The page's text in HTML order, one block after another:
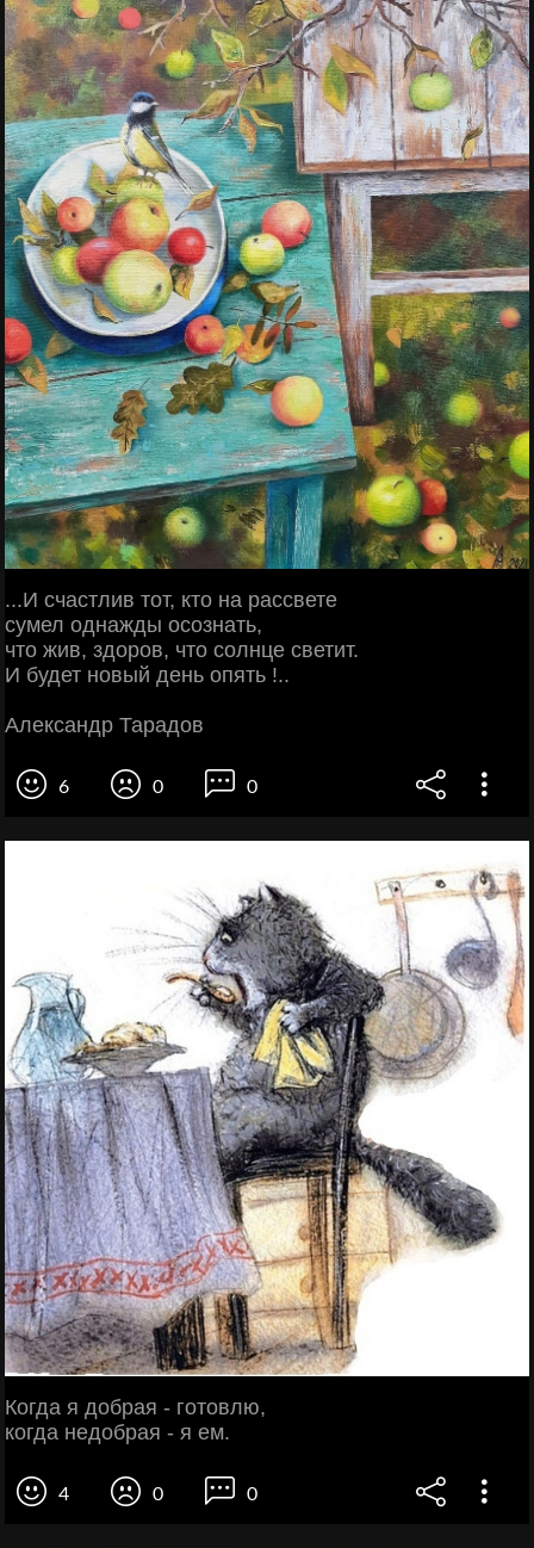
...И счастлив тот, кто на рассвете
сумел однажды осознать,
что жив, здоров, что солнце светит.
И будет новый день опять !..
Александр Тарадов
6 0 0
Когда я добрая - готовлю,
когда недобрая - я ем.
4 0 0